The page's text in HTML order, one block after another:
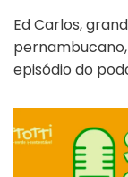
Ed Carlos,
episódio do